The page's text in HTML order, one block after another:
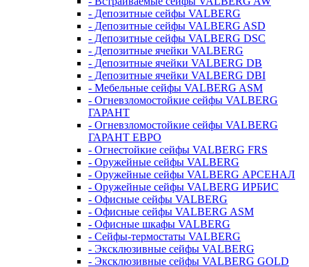
- Депозитные сейфы VALBERG
- Депозитные сейфы VALBERG ASD
- Депозитные сейфы VALBERG DSC
- Депозитные ячейки VALBERG
- Депозитные ячейки VALBERG DB
- Депозитные ячейки VALBERG DBI
- Мебельные сейфы VALBERG ASM
- Огневзломостойкие сейфы VALBERG
ГАРАНТ
- Огневзломостойкие сейфы VALBERG
ГАРАНТ ЕВРО
- Огнестойкие сейфы VALBERG FRS
- Оружейные сейфы VALBERG
- Оружейные сейфы VALBERG АРСЕНАЛ
- Оружейные сейфы VALBERG ИРБИС
- Офисные сейфы VALBERG
- Офисные сейфы VALBERG ASM
- Офисные шкафы VALBERG
- Сейфы-термостаты VALBERG
- Эксклюзивные сейфы VALBERG
- Эксклюзивные сейфы VALBERG GOLD